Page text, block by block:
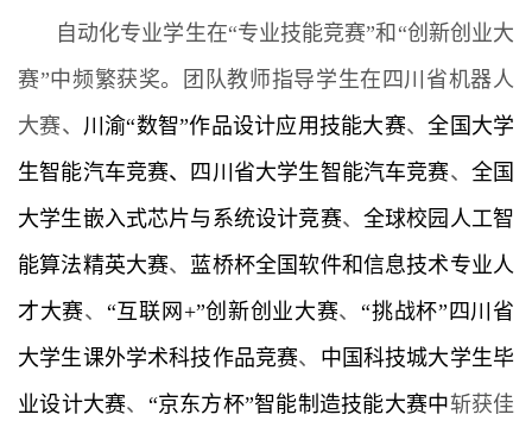
自动化专业学生在“专业技能竞赛”和“创新创业大
赛”中频繁获奖。团队教师指导学生在四川省机器人
大赛、 川渝“数智”作品设计应用技能大赛、全国大学
生智能汽车竞赛、四川省大学生智能汽车竞赛、 全国
大学生嵌入式芯片与系统设计竞赛、 全球校园人工智
能算法精英大赛、 蓝桥杯全国软件和信息技术专业人
才大赛、 “互联网+”创新创业大赛、“挑战杯”四川省
大学生课外学术科技作品竞赛、 中国科技城大学生毕
业设计大赛、 “京东方杯”智能制造技能大赛中斩获佳